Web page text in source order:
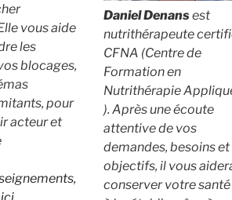
vous aide
les
blocages,
pour
acteur et
Daniel Denans est
nutrithérapeute
CFNA (Centre de
Formation en
Nutrithérapie
). Après une écoute
attentive de vos
demandes, besoins et
objectifs, il vous
conserver votre santé